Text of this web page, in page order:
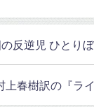
反逆児 ひとり
上春樹訳の『ラ